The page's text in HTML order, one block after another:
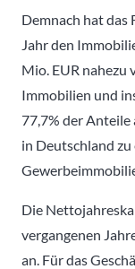
Demnach hat
Jahr den
Mio. EUR
Immobilien und
77,7% der Anteile
in Deutschland
Die
vergangenen
an. Für das